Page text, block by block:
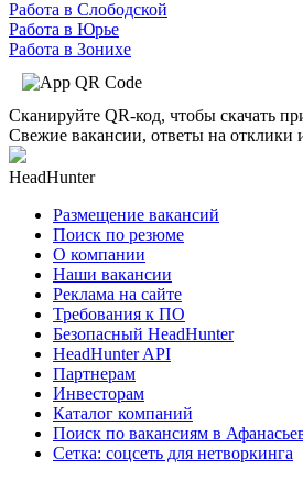
Работа в Слободской
Работа в Юрье
Работа в Зонихе
Сканируйте QR-код, чтобы скачать
Свежие вакансии, ответы на отклики
HeadHunter
Размещение вакансий
Поиск по резюме
О компании
Наши вакансии
Реклама на сайте
Требования к ПО
Безопасный HeadHunter
HeadHunter API
Партнерам
Инвесторам
Каталог компаний
Поиск по вакансиям в
Сетка: соцсеть для нетворкинга